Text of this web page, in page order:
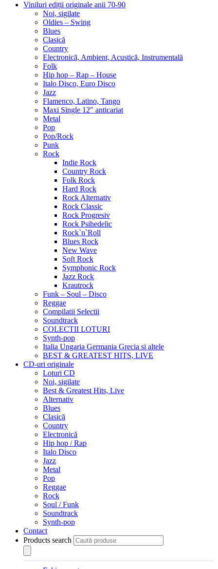
Viniluri ediții originale anii 70-90
Noi, sigilate
Oldies – Swing
Blues
Clasică
Country
Electronică, Ambient, Acustică, Instrumentală
Folk
Hip hop – Rap – House
Italo Disco, Euro Disco
Jazz
Flamenco, Latino, Tango
Maxi Single 12″ anticariat
Metal
Pop
Pop/Rock
Punk
Rock
Indie Rock
Country Rock
Folk Rock
Hard Rock
Rock Alternativ
Rock Classic
Rock Progresiv
Rock Psihedelic
Rock`n`Roll
Blues Rock
New Wave
Soft Rock
Symphonic Rock
Jazz Rock
Krautrock
Funk – Soul – Disco
Reggae
Compilatii Selectii
Soundtrack
COLECTII LOTURI
Synth-pop
Italia Ungaria Germania Grecia si altele
BEST & GREATEST HITS, LIVE
CD-uri originale
Loturi CD
Noi, sigilate
Best & Greatest Hits, Live
Alternativ
Blues
Clasică
Country
Electronică
Hip hop / Rap
Italo Disco
Jazz
Metal
Pop
Reggae
Rock
Soul / Funk
Soundtrack
Synth-pop
Contact
Products search